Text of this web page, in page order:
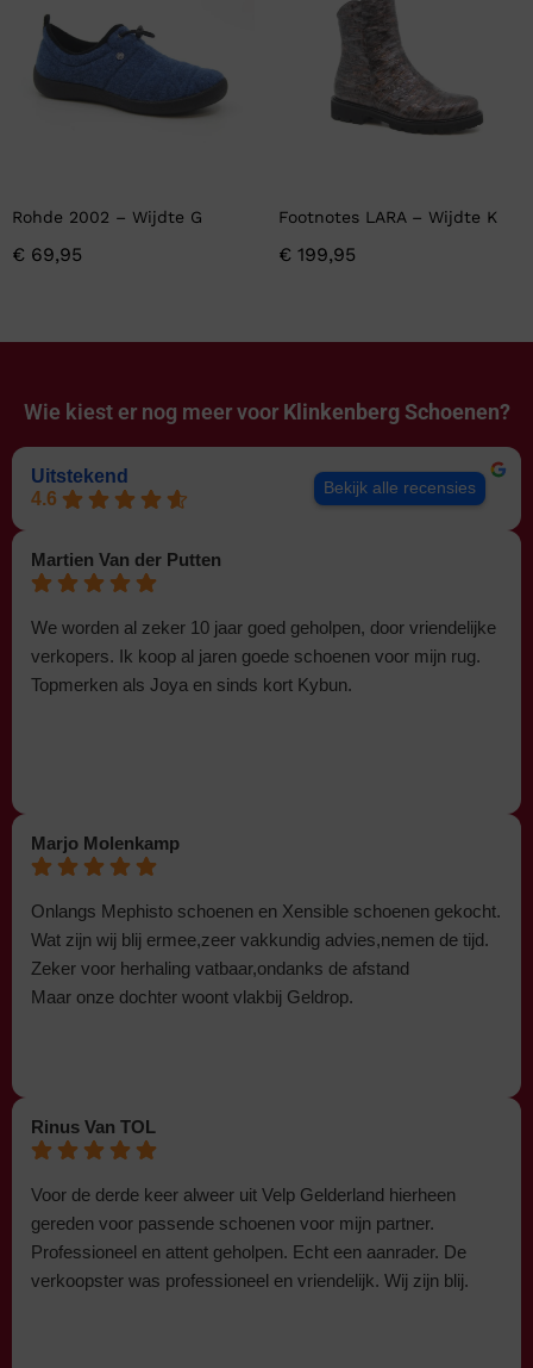
Rohde 2002 – Wijdte G
€ 69,95
Footnotes LARA – Wijdte K
€ 199,95
Wie kiest er nog meer voor Klinkenberg Schoenen?
Uitstekend
4.6
Bekijk alle recensies
Martien Van der Putten
We worden al zeker 10 jaar goed geholpen, door vriendelijke
verkopers. Ik koop al jaren goede schoenen voor mijn rug.
Topmerken als Joya en sinds kort Kybun.
Marjo Molenkamp
Onlangs Mephisto schoenen en Xensible schoenen gekocht.
Wat zijn wij blij ermee,zeer vakkundig advies,nemen de tijd.
Zeker voor herhaling vatbaar,ondanks de afstand
Maar onze dochter woont vlakbij Geldrop.
Rinus Van TOL
Voor de derde keer alweer uit Velp Gelderland hierheen
gereden voor passende schoenen voor mijn partner.
Professioneel en attent geholpen. Echt een aanrader. De
verkoopster was professioneel en vriendelijk. Wij zijn blij.